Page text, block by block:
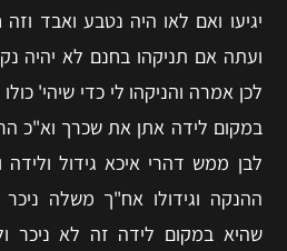
יגיעו ואם לאו היה נטבע ואבד
ועתה אם תניקהו בחנם לא יהיה
לכן אמרה והניקהו לי כדי שיהי'
במקום לידה אתן את שכרך וא"כ הרי
לבן ממש דהרי איכא גידול
ההנקה וגידולו אח"ך משלה
שהיא במקום לידה זה לא ניכר